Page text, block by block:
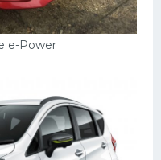
e-Power